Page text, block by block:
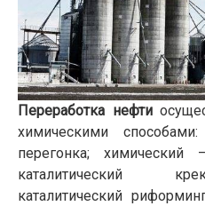
Переработка нефти
химическими
перегонка; химический
каталитический
каталитический